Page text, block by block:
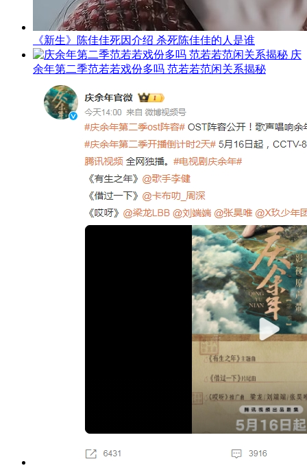
《新生》陈佳佳死因介绍 杀死陈佳佳的人是谁
庆
余年第二季范若若戏份多吗 范若若范闲关系揭秘